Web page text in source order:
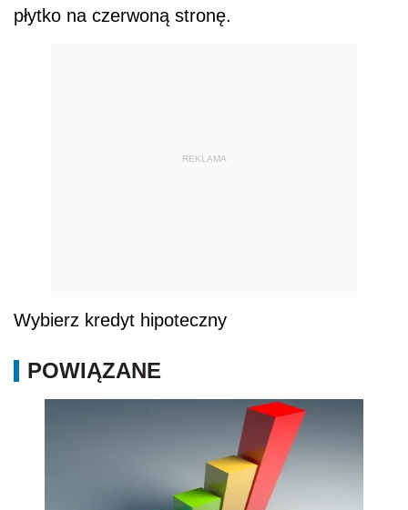
płytko na czerwoną stronę.
REKLAMA
Wybierz kredyt hipoteczny
POWIĄZANE